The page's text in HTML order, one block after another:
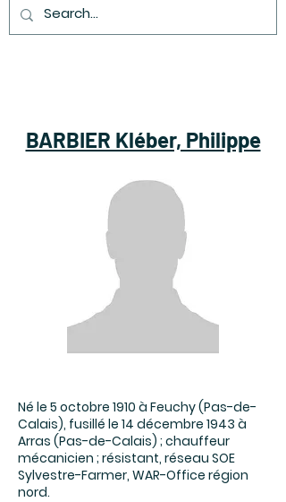
BARBIER Kléber, Philippe
Né le 5 octobre 1910 à Feuchy (Pas-de-
Calais), fusillé le 14 décembre 1943 à
Arras (Pas-de-Calais) ; chauffeur
mécanicien ; résistant, réseau SOE
Sylvestre-Farmer, WAR-Office région
nord.